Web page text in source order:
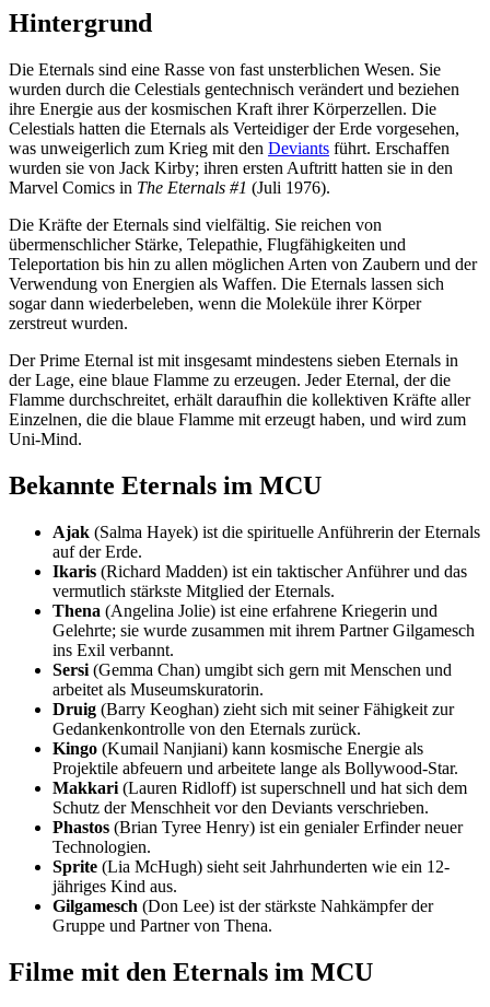
Hintergrund
Die Eternals sind eine Rasse von fast unsterblichen Wesen. Sie
wurden durch die Celestials gentechnisch verändert und beziehen
ihre Energie aus der kosmischen Kraft ihrer Körperzellen. Die
Celestials hatten die Eternals als Verteidiger der Erde vorgesehen,
was unweigerlich zum Krieg mit den Deviants führt. Erschaffen
wurden sie von Jack Kirby; ihren ersten Auftritt hatten sie in den
Marvel Comics in The Eternals #1 (Juli 1976).
Die Kräfte der Eternals sind vielfältig. Sie reichen von
übermenschlicher Stärke, Telepathie, Flugfähigkeiten und
Teleportation bis hin zu allen möglichen Arten von Zaubern und der
Verwendung von Energien als Waffen. Die Eternals lassen sich
sogar dann wiederbeleben, wenn die Moleküle ihrer Körper
zerstreut wurden.
Der Prime Eternal ist mit insgesamt mindestens sieben Eternals in
der Lage, eine blaue Flamme zu erzeugen. Jeder Eternal, der die
Flamme durchschreitet, erhält daraufhin die kollektiven Kräfte aller
Einzelnen, die die blaue Flamme mit erzeugt haben, und wird zum
Uni-Mind.
Bekannte Eternals im MCU
Ajak (Salma Hayek) ist die spirituelle Anführerin der Eternals
auf der Erde.
Ikaris (Richard Madden) ist ein taktischer Anführer und das
vermutlich stärkste Mitglied der Eternals.
Thena (Angelina Jolie) ist eine erfahrene Kriegerin und
Gelehrte; sie wurde zusammen mit ihrem Partner Gilgamesch
ins Exil verbannt.
Sersi (Gemma Chan) umgibt sich gern mit Menschen und
arbeitet als Museumskuratorin.
Druig (Barry Keoghan) zieht sich mit seiner Fähigkeit zur
Gedankenkontrolle von den Eternals zurück.
Kingo (Kumail Nanjiani) kann kosmische Energie als
Projektile abfeuern und arbeitete lange als Bollywood-Star.
Makkari (Lauren Ridloff) ist superschnell und hat sich dem
Schutz der Menschheit vor den Deviants verschrieben.
Phastos (Brian Tyree Henry) ist ein genialer Erfinder neuer
Technologien.
Sprite (Lia McHugh) sieht seit Jahrhunderten wie ein 12-
jähriges Kind aus.
Gilgamesch (Don Lee) ist der stärkste Nahkämpfer der
Gruppe und Partner von Thena.
Filme mit den Eternals im MCU